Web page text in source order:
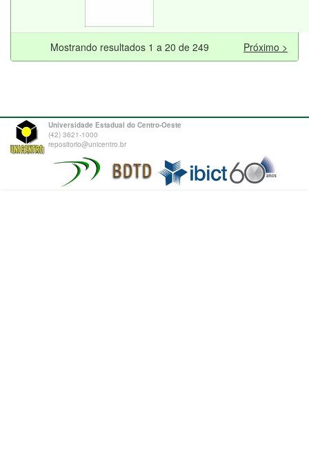
Mostrando resultados 1 a 20 de 249 Próximo >
Universidade Estadual do Centro-Oeste
(42) 3621-1000
repositorio@unicentro.br